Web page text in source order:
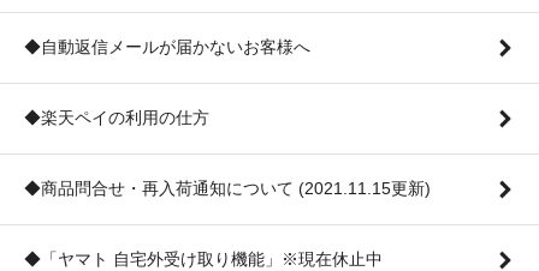
◆自動返信メールが届かないお客様へ
◆楽天ペイの利用の仕方
◆商品問合せ・再入荷通知について (2021.11.15更新)
◆「ヤマト 自宅外受け取り機能」※現在休止中